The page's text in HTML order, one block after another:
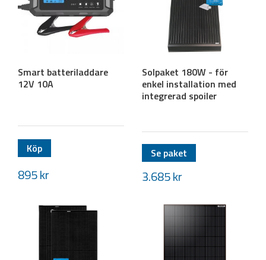
Smart batteriladdare
12V 10A
Köp
895kr
Solpaket 180W - för
enkel installation med
integrerad spoiler
Se paket
3.685kr